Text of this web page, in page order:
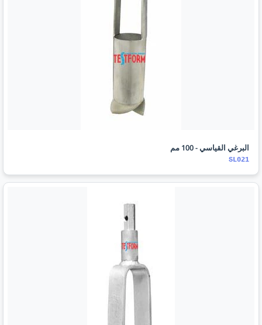
البرغي القياسي - 100 مم
SL021